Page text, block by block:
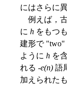
にはさらに
例えば，
に h をもつ
建形で "two"
ように h を
れる -e(n) 語
加えられた